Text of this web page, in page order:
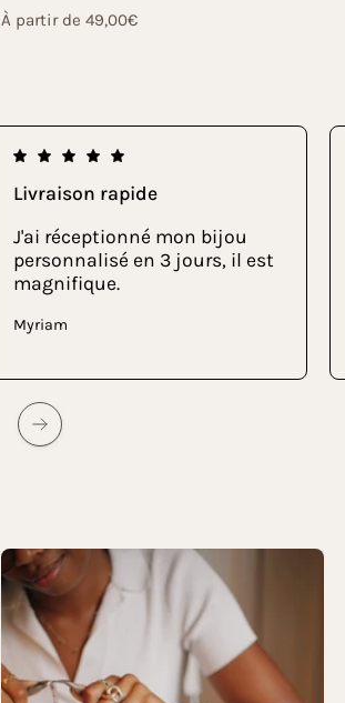
À partir de 49,00€
Livraison rapide
J'ai réceptionné mon bijou
personnalisé en 3 jours, il est
magnifique.
Myriam